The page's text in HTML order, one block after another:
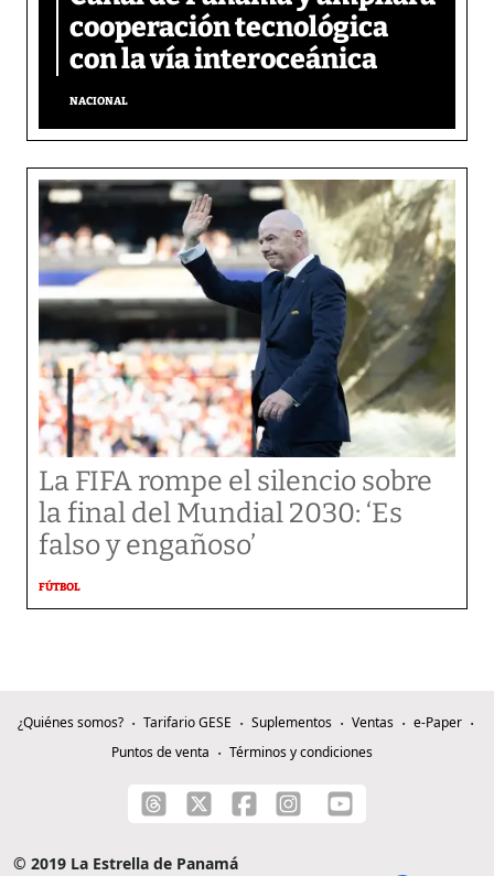
cooperación tecnológica
con la vía interoceánica
NACIONAL
La FIFA rompe el silencio sobre
la final del Mundial 2030: ‘Es
falso y engañoso’
FÚTBOL
¿Quiénes somos? Tarifario GESE Suplementos Ventas
e-Paper
Puntos de venta
Términos y condiciones
© 2019 La Estrella de Panamá